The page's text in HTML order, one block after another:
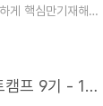
. 결과적으로 코드
도 적절히 조합하
게 핵심만기재해보
테 대상자'로 선정
, 각 분야마다 언[네부캠] 네이버 부스트캠프 9기 - 1차 코딩테스트 회고